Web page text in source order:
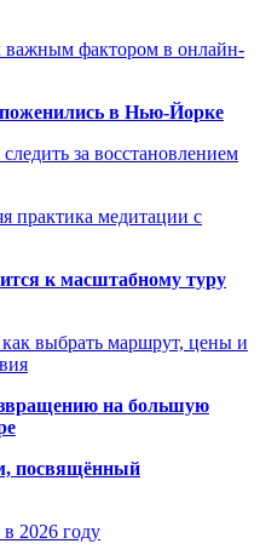
важным фактором в онлайн-
в Нью-Йорке
за восстановлением
практика медитации с
к масштабному туру
выбрать маршрут, цены и
на большую
посвящённый
2026 году